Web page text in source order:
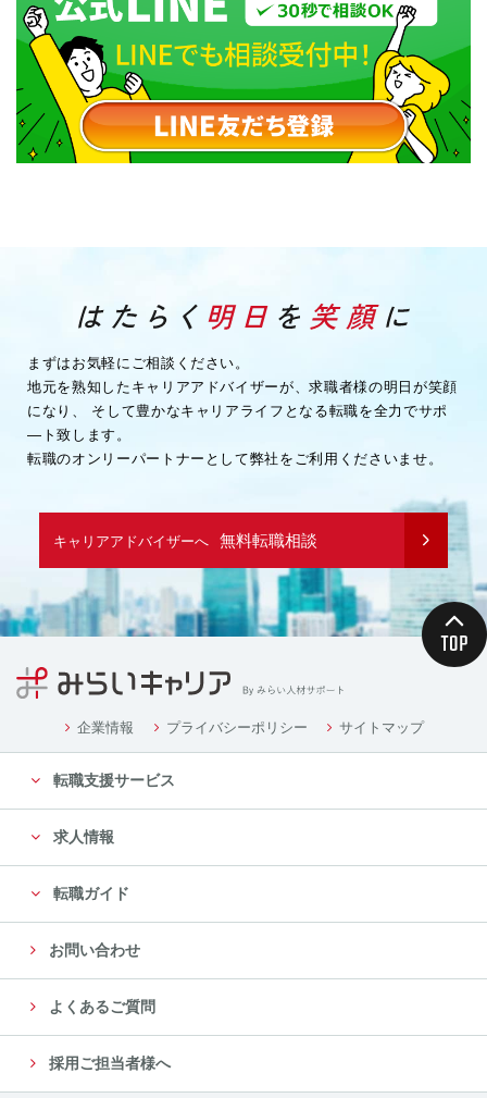
まずはお気軽にご相談ください。
地元を熟知したキャリアアドバイザーが、求職者様の明日が笑顔
になり、
そして豊かなキャリアライフとなる転職を全力でサポ
―ト致します。
転職のオンリーパートナーとして弊社をご利用くださいませ。
キャリアアドバイザーへ 無料転職相談
企業情報 プライバシーポリシー サイトマップ
転職支援サービス
求人情報
転職ガイド
お問い合わせ
よくあるご質問
採用ご担当者様へ